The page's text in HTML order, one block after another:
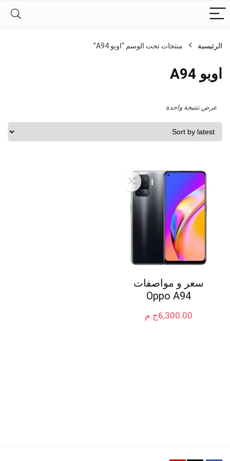
الرئيسية منتجات تحت الوسم “اوبو A94”
اوبو A94
عرض نتتيجة واحدة
سعر و مواصفات
Oppo A94
ج.م6,300.00